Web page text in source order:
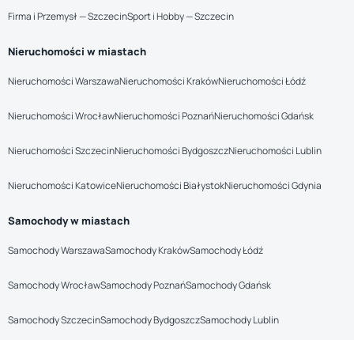
Firma i Przemysł — SzczecinSport i Hobby — Szczecin
Nieruchomości w miastach
Nieruchomości WarszawaNieruchomości KrakówNieruchomości Łódź
Nieruchomości WrocławNieruchomości PoznańNieruchomości Gdańsk
Nieruchomości SzczecinNieruchomości BydgoszczNieruchomości Lublin
Nieruchomości KatowiceNieruchomości BiałystokNieruchomości Gdynia
Samochody w miastach
Samochody WarszawaSamochody KrakówSamochody Łódź
Samochody WrocławSamochody PoznańSamochody Gdańsk
Samochody SzczecinSamochody BydgoszczSamochody Lublin